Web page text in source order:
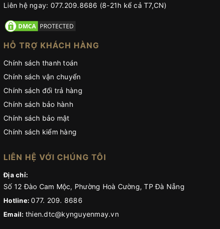
Liên hệ ngay: 077.209.8686 (8-21h kể cả T7,CN)
HỖ TRỢ KHÁCH HÀNG
Chính sách thanh toán
Chính sách vận chuyển
Chính sách đổi trả hàng
Chính sách bảo hành
Chính sách bảo mật
Chính sách kiểm hàng
LIÊN HỆ VỚI CHÚNG TÔI
Địa chỉ:
Số 12 Đào Cam Mộc, Phường Hoà Cường, TP Đà Nẵng
Hotline:077. 209. 8686
Email: thien.dtc@kynguyenmay.vn